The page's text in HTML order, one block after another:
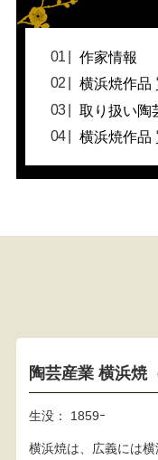
作家情報
横浜焼作品
取り扱い陶
横浜焼作品
陶芸産業 横浜焼
生没： 1859ｰ
横浜焼は、広義には